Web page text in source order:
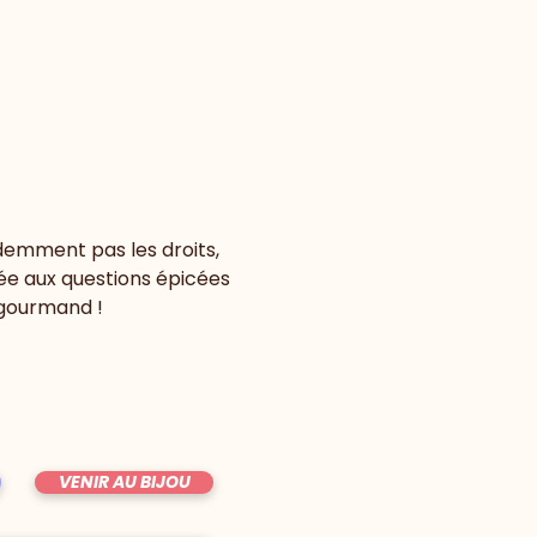
pas les droits,
aux questions épicées
!
VENIR AU BIJOU